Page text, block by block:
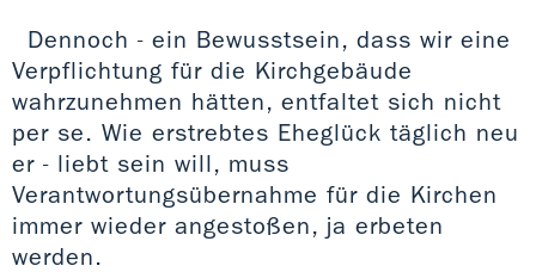
Dennoch - ein Bewusstsein, dass wir eine
Verpflichtung für die Kirchgebäude
wahrzunehmen hätten, entfaltet sich nicht
per se. Wie erstrebtes Eheglück täglich neu
er - liebt sein will, muss
Verantwortungsübernahme für die Kirchen
immer wieder angestoßen, ja erbeten
werden.